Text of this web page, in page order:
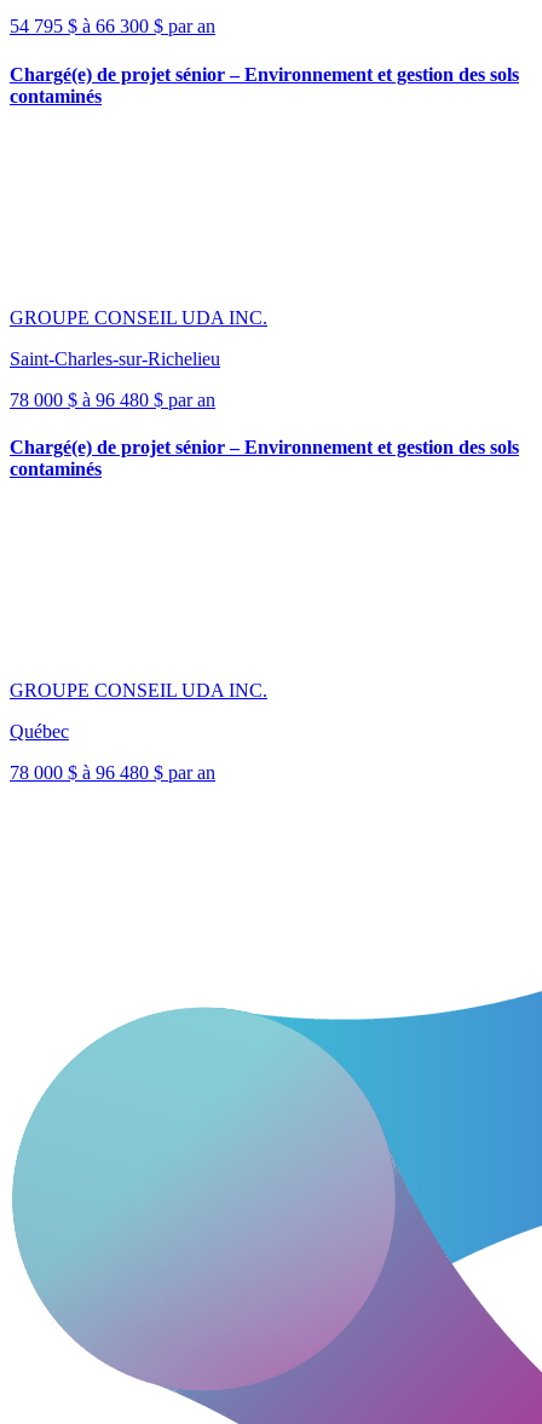
54 795 $ à 66 300 $ par an
Chargé(e) de projet sénior – Environnement et gestion des sols
contaminés
GROUPE CONSEIL UDA INC.
Saint-Charles-sur-Richelieu
78 000 $ à 96 480 $ par an
Chargé(e) de projet sénior – Environnement et gestion des sols
contaminés
GROUPE CONSEIL UDA INC.
Québec
78 000 $ à 96 480 $ par an